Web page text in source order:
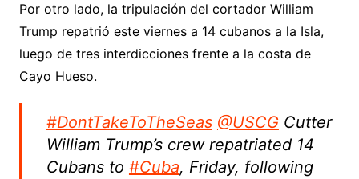
Por otro lado, la tripulación del cortador William
Trump repatrió este viernes a 14 cubanos a la Isla,
luego de tres interdicciones frente a la costa de
Cayo Hueso.
#DontTakeToTheSeas @USCGCutter
William Trump’s crew repatriated 14
Cubans to #Cuba, Friday, following